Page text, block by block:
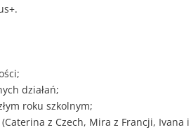
działań;
roku szkolnym;
(Caterina z Czech, Mira z Francji,